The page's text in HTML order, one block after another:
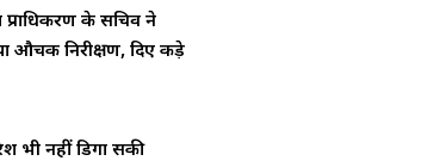
प्राधिकरण के सचिव ने
औचक निरीक्षण, दिए कड़े
भी नहीं डिगा सकी